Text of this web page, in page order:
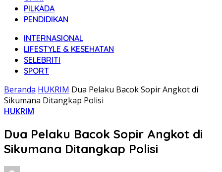
PILKADA
PENDIDIKAN
INTERNASIONAL
LIFESTYLE & KESEHATAN
SELEBRITI
SPORT
Beranda HUKRIM Dua Pelaku Bacok Sopir Angkot di
Sikumana Ditangkap Polisi
HUKRIM
Dua Pelaku Bacok Sopir Angkot di
Sikumana Ditangkap Polisi